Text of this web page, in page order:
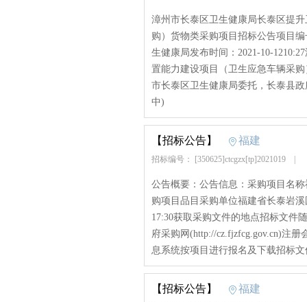
漳州市长泰区卫生健康局长泰区提
购）货物类采购项目招标公告项目
生健康局发布时间：2021-10-
置能力建设项目（卫生应急车辆采
市长泰区卫生健康局委托，长泰县
中)
【招标公告】 福建
招标编号： [350625]ctcgzx[tp]2021019
公告概要：公告信息：采购项目名
购项目品目采购单位福建省长泰岩
17:30获取采购文件的地点招标文件
府采购网(http://cz.fjzfcg.gov.cn)注
息系统按项目进行报名及下载招标
【招标公告】 福建